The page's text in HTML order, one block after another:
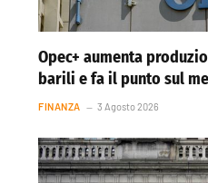
Opec+ aumenta
barili e fa il punto sul
FINANZA 3 Agosto 2026